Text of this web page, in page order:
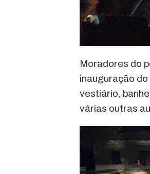
Moradores do
inauguração
vestiário,
várias outras